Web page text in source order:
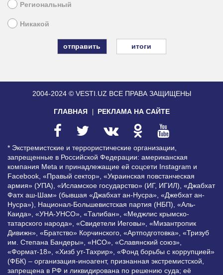
Региональный
Никакой
итоги
2004-2024 © VESTI.UZ ВСЕ ПРАВА ЗАЩИЩЕНЫ
ГЛАВНАЯ РЕКЛАМА НА САЙТЕ
* Экстремистские и террористические организации,
запрещенные в Российской Федерации: американская
компания Meta и принадлежащие ей соцсети Instagram и
Facebook, «Правый сектор», «Украинская повстанческая
армия» (УПА), «Исламское государство» (ИГ, ИГИЛ), «Джабхат
Фатх аш-Шам» (бывшая «Джабхат ан-Нусра», «Джебхат ан-
Нусра»), Национал-Большевистская партия (НБП), «Аль-
Каида», «УНА-УНСО», «Талибан», «Меджлис крымско-
татарского народа», «Свидетели Иеговы», «Мизантропик
Дивижн», «Братство» Корчинского, «Артподготовка», «Тризуб
им. Степана Бандеры», «НСО», «Славянский союз»,
«Формат-18», «Хизб ут-Тахрир», «Фонд борьбы с коррупцией»
(ФБК) – организация-иноагент, признанная экстремистской,
запрещена в РФ и ликвидирована по решению суда; её